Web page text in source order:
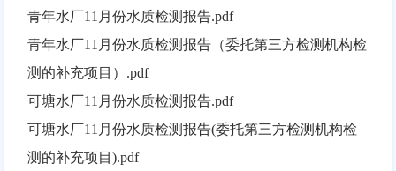
青年水厂11月份水质检测报告.pdf
青年水厂11月份水质检测报告（委托第三方检测机构检
测的补充项目）.pdf
可塘水厂11月份水质检测报告.pdf
可塘水厂11月份水质检测报告(委托第三方检测机构检
测的补充项目).pdf